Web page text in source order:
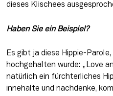
dieses Klischees
Haben Sie ein Beispiel?
Es gibt ja diese Hippie-
hochgehalten wurde: „Love
natürlich ein fürchterliches
innehalte und nachdenke,